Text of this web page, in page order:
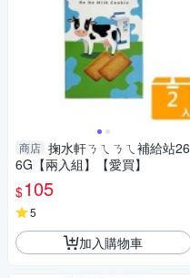
商店 掬水軒ㄋㄟㄋㄟ補給站26
6G【兩入組】【愛買】
$105
5
加入購物車